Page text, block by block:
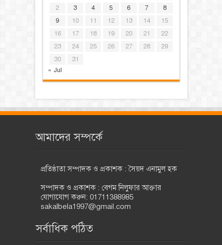
2
3 4 5 6 7
8
9
10 11 12 13 14
15
16
17 18 19 20 21
22
23
24 25 26 27 28
29
30
31
« Jul
আমাদের সম্পর্কে
প্রতিষ্ঠাতা সম্পাদক ও প্রকাশক : সৈয়দ এনামুল হক
সম্পাদক ও প্রকাশক : বেগম নিলুফার আক্তার
যোগাযোগ করুন: 01711388985
sakalbela1997@gmail.com
সর্বাধিক পঠিত